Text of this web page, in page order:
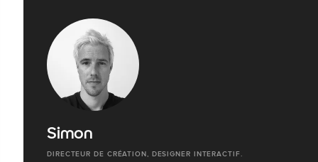
Simon
DIRECTEUR DE CRÉATION, DESIGNER INTERACTIF.